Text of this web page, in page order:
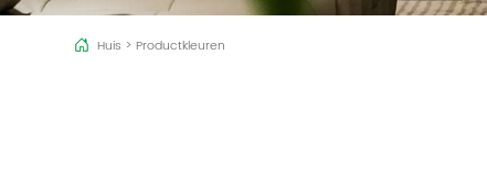
Huis > Productkleuren